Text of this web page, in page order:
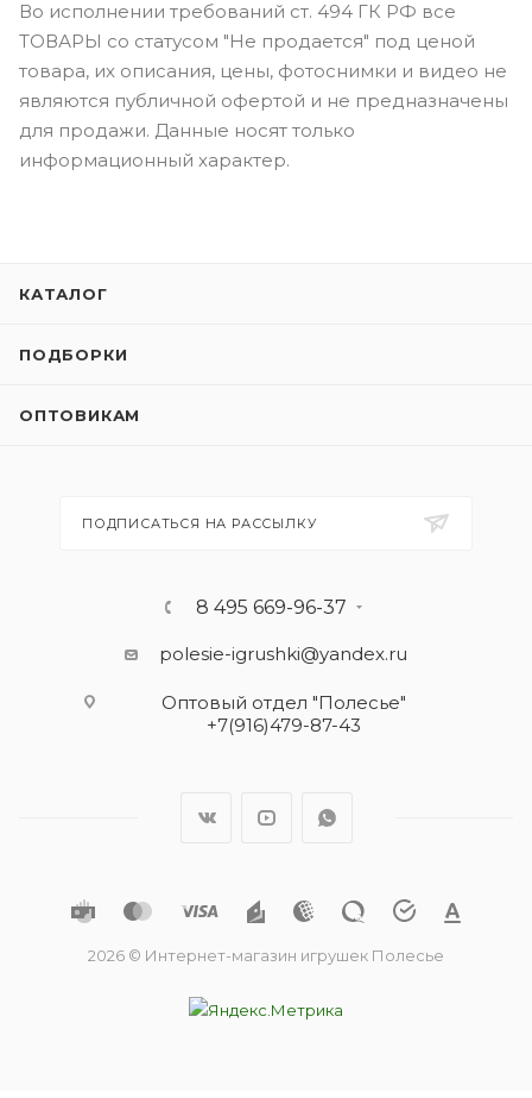
Во исполнении требований ст. 494 ГК РФ все
ТОВАРЫ со статусом "Не продается" под ценой
товара, их описания, цены, фотоснимки и видео не
являются публичной офертой и не предназначены
для продажи. Данные носят только
информационный характер.
КАТАЛОГ
ПОДБОРКИ
ОПТОВИКАМ
ПОДПИСАТЬСЯ НА РАССЫЛКУ
8 495 669-96-37
polesie-igrushki@yandex.ru
Оптовый отдел "Полесье"
+7(916)479-87-43
2026 © Интернет-магазин игрушек Полесье